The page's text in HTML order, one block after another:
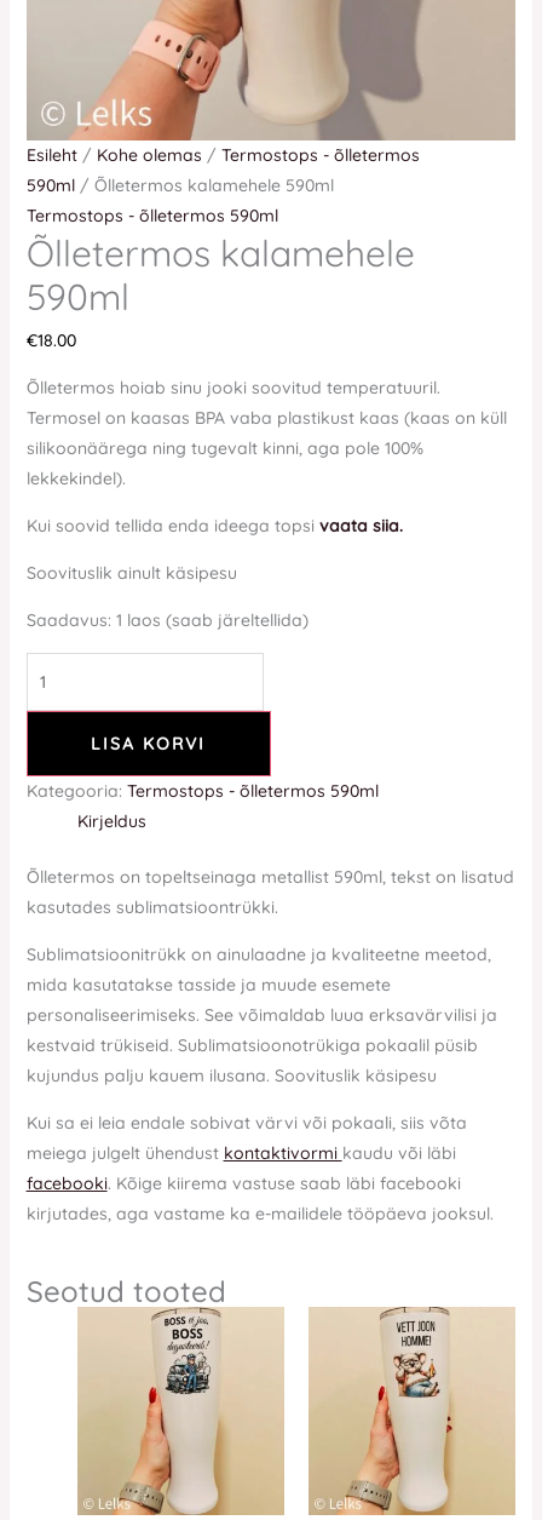
Esileht/ Kohe olemas / Termostops - õlletermos
590ml/ Õlletermos kalamehele 590ml
Termostops - õlletermos 590ml
Õlletermos kalamehele
590ml
€18.00
Õlletermos hoiab sinu jooki soovitud temperatuuril.
Termosel on kaasas BPA vaba plastikust kaas (kaas on küll
silikoonäärega ning tugevalt kinni, aga pole 100%
lekkekindel).
Kui soovid tellida enda ideega topsi vaata siia.
Soovituslik ainult käsipesu
Saadavus: 1 laos (saab järeltellida)
LISA KORVI
Kategooria: Termostops - õlletermos 590ml
Kirjeldus
Õlletermos on topeltseinaga metallist 590ml, tekst on lisatud
kasutades sublimatsioontrükki.
Sublimatsioonitrükk on ainulaadne ja kvaliteetne meetod,
mida kasutatakse tasside ja muude esemete
personaliseerimiseks. See võimaldab luua erksavärvilisi ja
kestvaid trükiseid. Sublimatsioonotrükiga pokaalil püsib
kujundus palju kauem ilusana. Soovituslik käsipesu
Kui sa ei leia endale sobivat värvi või pokaali, siis võta
meiega julgelt ühendust kontaktivormi kaudu või läbi
facebooki. Kõige kiirema vastuse saab läbi facebooki
kirjutades, aga vastame ka e-mailidele tööpäeva jooksul.
Seotud tooted